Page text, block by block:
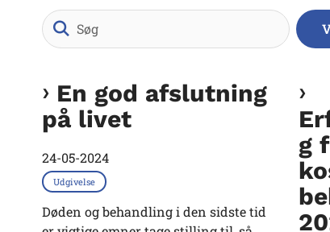
Søg
En god afslutning
på livet
24-05-2024
Udgivelse
Døden og behandling i den sidste tid
g